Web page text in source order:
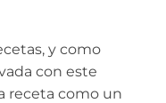
y como
con este
receta como un